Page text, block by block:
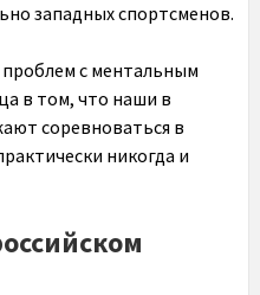
западных спортсменов.
с ментальным
в том, что наши в
соревноваться в
никогда и